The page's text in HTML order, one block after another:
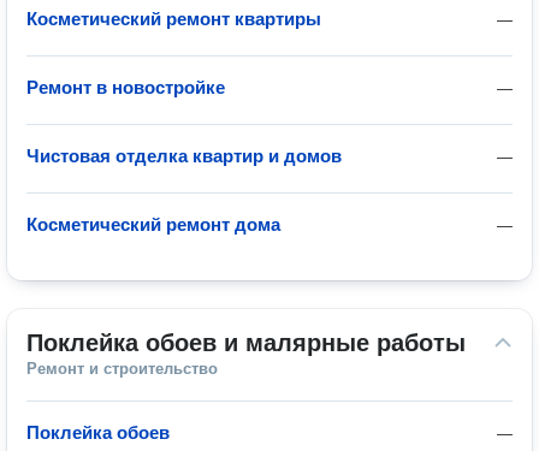
—
Косметический ремонт квартиры
—
Ремонт в новостройке
—
Чистовая отделка квартир и домов
—
Косметический ремонт дома
Поклейка обоев и малярные работы
Ремонт и строительство
—
Поклейка обоев